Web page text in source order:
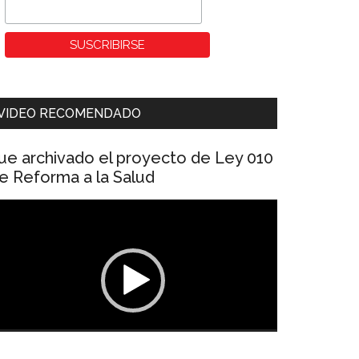
RECOMENDADO
archivado el proyecto de Ley 010
Reforma a la Salud